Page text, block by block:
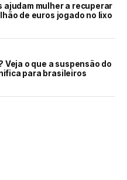
ajudam mulher a recuperar
de euros jogado no lixo
Veja o que a suspensão do
para brasileiros